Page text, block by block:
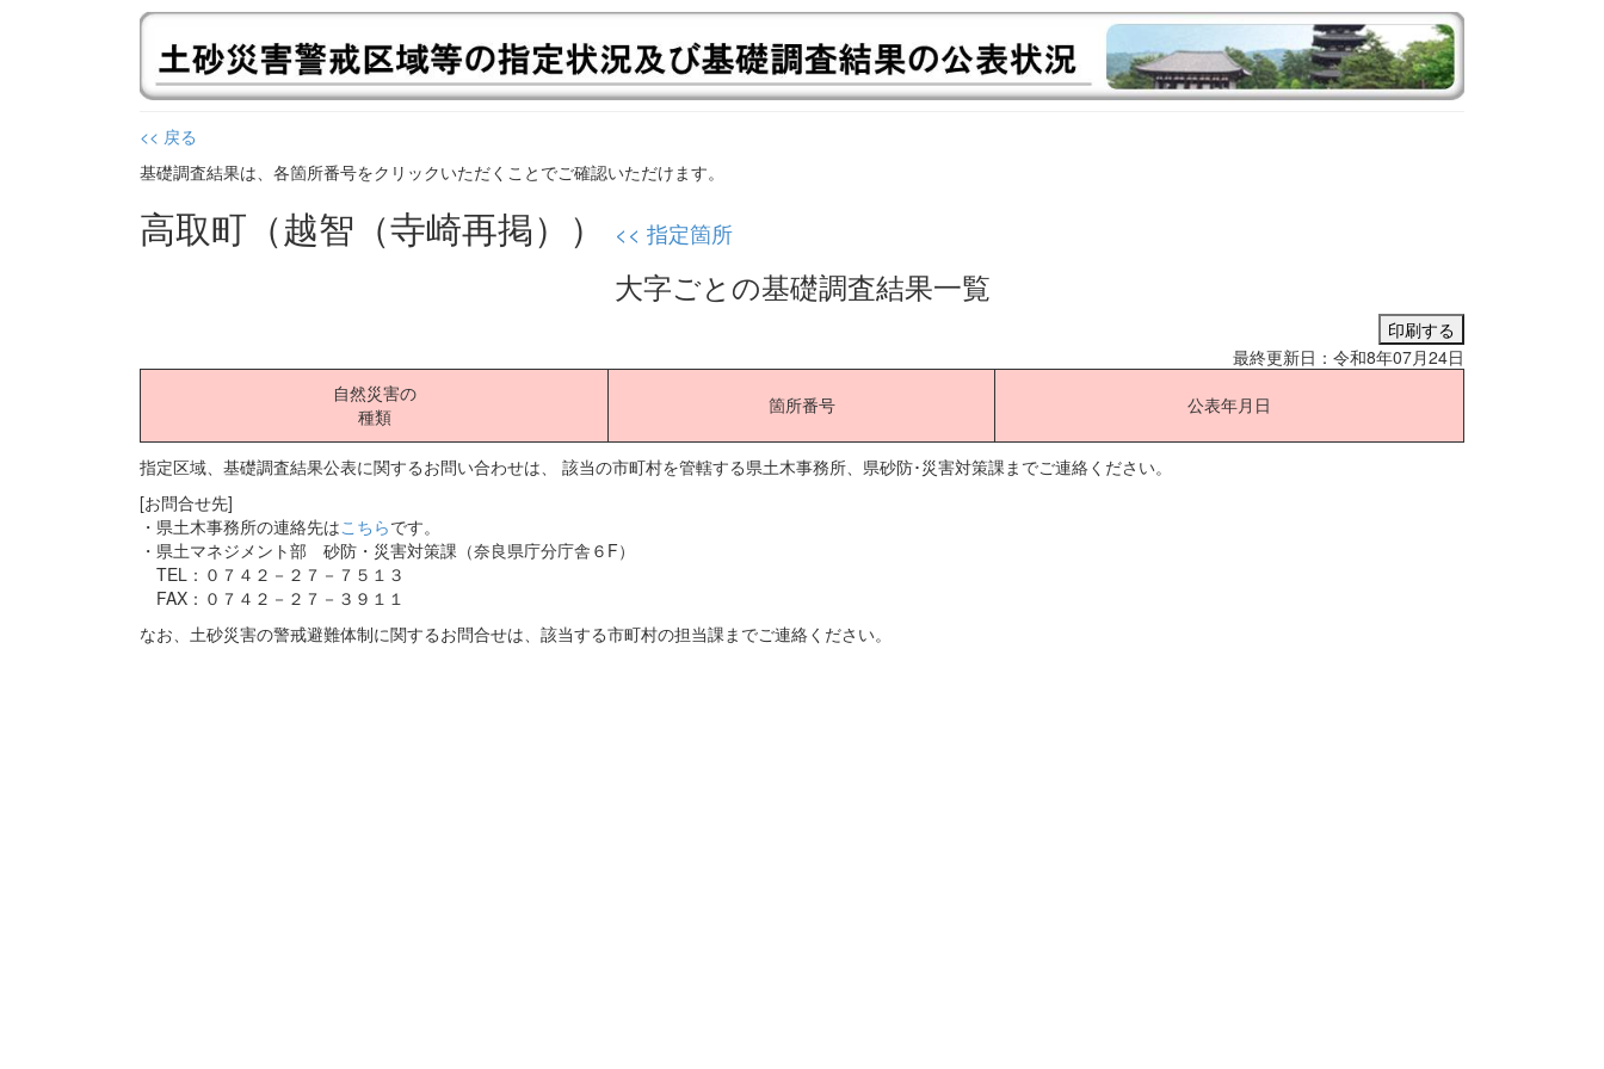
<< 戻る
基礎調査結果は、各箇所番号をクリックいただくことでご確認いただけます。
高取町（越智（寺崎再掲）） << 指定箇所
大字ごとの基礎調査結果一覧
最終更新日：令和8年07月24日
自然災害の
種類
箇所番号 公表年月日
指定区域、基礎調査結果公表に関するお問い合わせは、 該当の市町村を管轄する県土木事務所、県砂防･災害対策課までご連絡ください。
[お問合せ先]
・県土木事務所の連絡先はこちらです。
・県土マネジメント部 砂防・災害対策課（奈良県庁分庁舎６F）
TEL：０７４２－２７－７５１３
FAX：０７４２－２７－３９１１
なお、土砂災害の警戒避難体制に関するお問合せは、該当する市町村の担当課までご連絡ください。